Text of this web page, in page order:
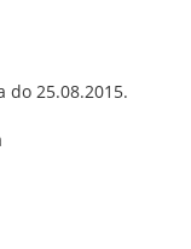
25.08.2015.